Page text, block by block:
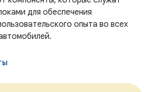
для обеспечения
опыта во всех